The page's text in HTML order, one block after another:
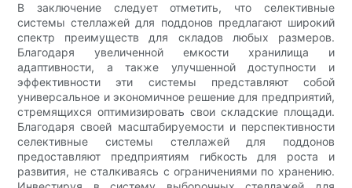
В заключение следует отметить, что селективные
системы стеллажей для поддонов предлагают широкий
спектр преимуществ для складов любых размеров.
Благодаря увеличенной емкости хранилища и
адаптивности, а также улучшенной доступности и
эффективности эти системы представляют собой
универсальное и экономичное решение для предприятий,
стремящихся оптимизировать свои складские площади.
Благодаря своей масштабируемости и перспективности
селективные системы стеллажей для поддонов
предоставляют предприятиям гибкость для роста и
развития, не сталкиваясь с ограничениями по хранению.